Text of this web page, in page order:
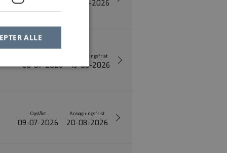
08-07-2026 19-08-2026
08-07-2026
Ansøgningsfrist
19-08-2026
Opslået
09-07-2026
Ansøgningsfrist
20-08-2026
ALLE